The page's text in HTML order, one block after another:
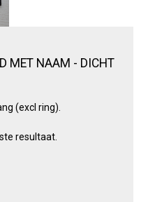
MET NAAM - DICHT
(excl ring).
resultaat.